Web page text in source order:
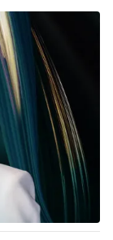
AI